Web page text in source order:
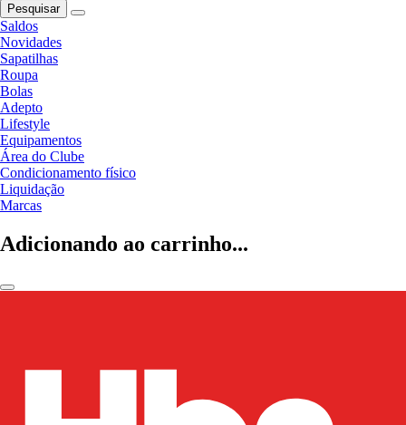
Pesquisar
Saldos
Novidades
Sapatilhas
Roupa
Bolas
Adepto
Lifestyle
Equipamentos
Área do Clube
Condicionamento físico
Liquidação
Marcas
Adicionando ao carrinho...